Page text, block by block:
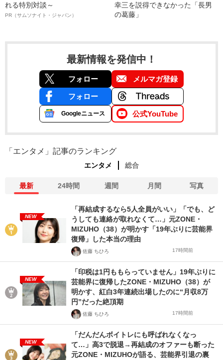
れる特別対談～
PR（サムソナイト・ジャパン）
幸三を説得できなかった「長男
の葛藤」
最新情報を発信中！
フォロー メルマガ登録
フォロー
Googleニュース 公式YouTube
「エンタメ」記事のランキング
エンタメ 総合
最新 24時間 週間 月間 写真
NEW
「再結成するなら5人全員がいい」「でも、ど
うしても連絡が取れなくて…」元ZONE・
MIZUHO（38）が明かす「19年ぶりに芸能界
復帰」した本当の理由
佐藤 ちひろ 17時間前
NEW
「印税は1円ももらっていません」19年ぶりに
芸能界に復帰したZONE・MIZUHO（38）が
明かす、紅白3年連続出場したのに“月収8万
円”だった絶頂期
佐藤 ちひろ 17時間前
NEW
「だんだんボイトレにも呼ばれなくなっ
て…」高3で脱退→再結成のオファーも断った
元ZONE・MIZUHOが語る、芸能界引退の裏